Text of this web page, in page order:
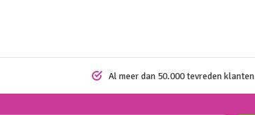
Al meer dan 50.000 tevreden klanten